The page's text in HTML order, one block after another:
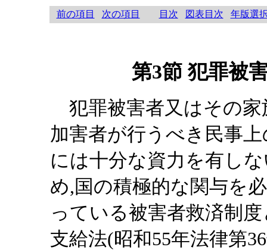
前の項目 次の項目 目次 図表目次 年版選
第3節 犯罪被
犯罪被害者又はその家
加害者が行うべき民事
には十分な資力を有し
め,国の積極的な関与を
っている被害者救済制
支給法(昭和55年法律第